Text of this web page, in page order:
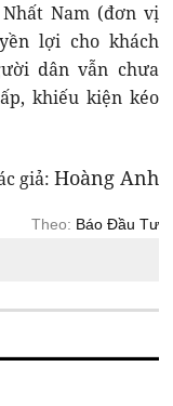
Nam (đơn vị
lợi cho khách
dân vẫn chưa
khiếu kiện kéo
giả: Hoàng Anh
Theo: Báo Đầu Tư